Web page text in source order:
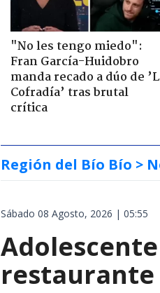
"No les tengo miedo":
Fran García-Huidobro
manda recado a dúo de
Cofradía’ tras brutal
crítica
Región del Bío Bío >
Sábado 08 Agosto, 2026 | 05:55
restaurante